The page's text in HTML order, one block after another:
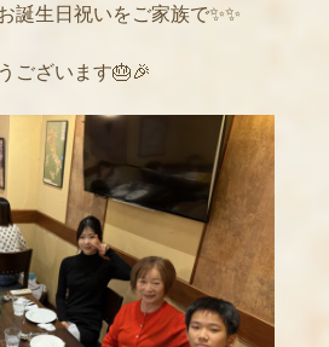
誕生日祝いをご家族で✨✨
ございます🎂🎉